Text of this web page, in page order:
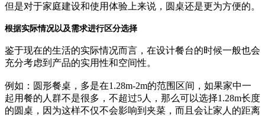
但是对于家庭建设和使用体验上来说，圆桌还是更为方便的。
根据实际情况以及需求进行区分选择
鉴于现在的生活的实际情况而言，在设计餐台的时候一般也会
充分考虑到产品的实用性和空间性。
例如：圆形餐桌，多是在1.28m-2m的范围区间，如果家中一
起用餐的人群不是很多，不超过5人，那么可以选择1.28m长度
的圆桌，因为这样不仅不会影响到夹菜，而且会让家人的距离